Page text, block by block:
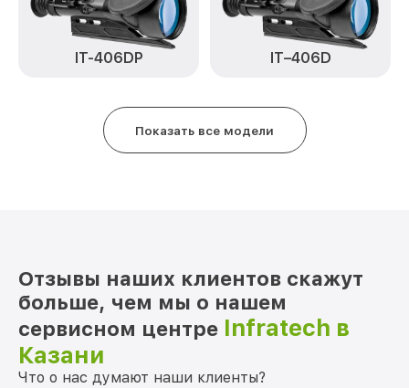
Замена матрицы IT-124DP Infratech от 1100₽
Замена дисплея (экрана) IT-124DP
от 750₽
Ремонт разъема IT-124DP Infratech
Ремонт Wi-Fi IT-124DP Infratech
Прошивка (Обновление ПО) IT-124DP
Infratech
от 450₽
IT-406DP IT–406D
Показать все модели
Отзывы наших клиентов скажут
больше, чем мы о нашем
сервисном центре Infratech в
Казани
Что о нас думают наши клиенты?